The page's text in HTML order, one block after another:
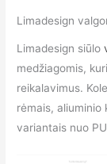
Limadesign
Limadesign siūlo
medžiagomis,
reikalavimus.
rėmais, aliuminio
variantais nuo